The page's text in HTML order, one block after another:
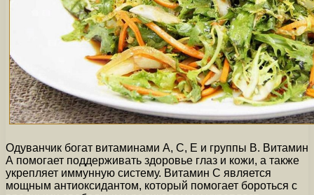
Одуванчик богат витаминами А, С, Е и группы В. Витамин
А помогает поддерживать здоровье глаз и кожи, а также
укрепляет иммунную систему. Витамин С является
мощным антиоксидантом, который помогает бороться с